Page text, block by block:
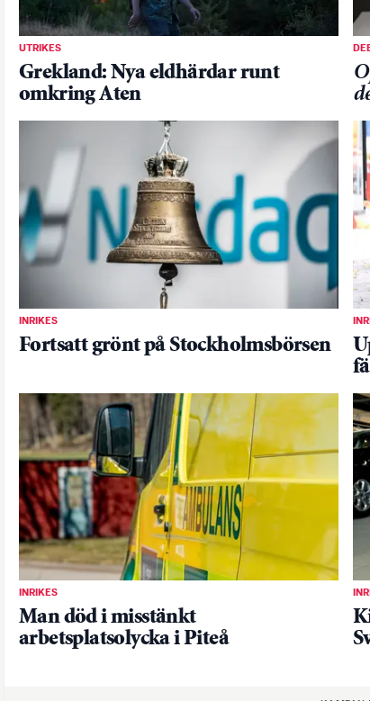
UTRIKES
Grekland: Nya eldhärdar runt
omkring Aten
INRIKES
Fortsatt grönt på Stockholmsbörsen
INRIKES
Man död i misstänkt
arbetsplatsolycka i Piteå